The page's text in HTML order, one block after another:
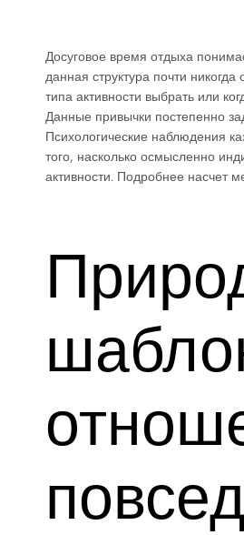
Досуговое время отдыха
данная структура почти
типа активности выбрать или
Данные привычки постепенно
Психологические наблюдения
того, насколько осмысленно
активности. Подробнее насчет